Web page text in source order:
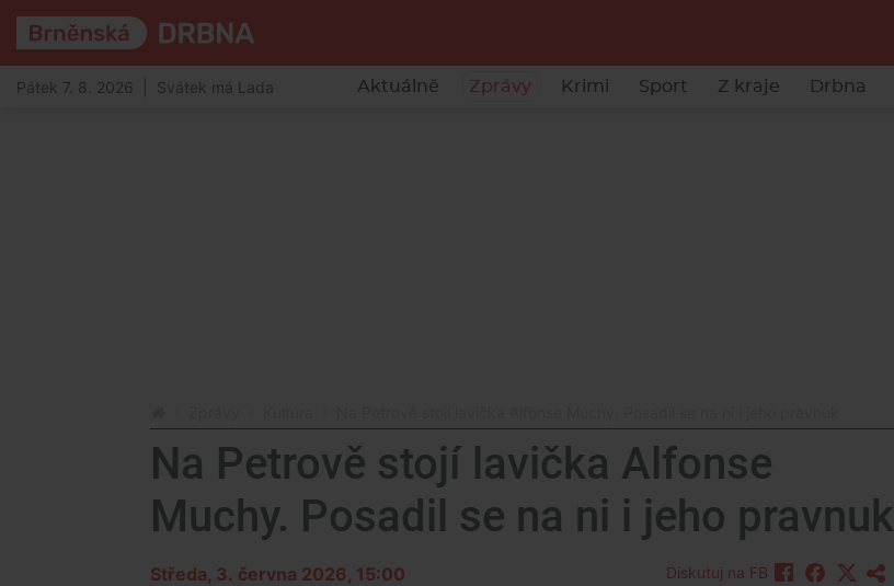
Pátek 7. 8. 2026 | Svátek má Lada Aktuálně Zprávy Krimi Sport Z kraje Drbna
Na Petrově stojí lavička Alfonse
Muchy. Posadil se na ni i jeho pravnuk
Středa, 3. června 2026, 15:00 Diskutuj na FB